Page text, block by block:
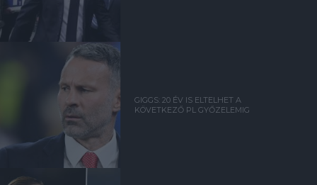
GIGGS: 20 ÉV IS ELTELHET A
KÖVETKEZŐ PL GYŐZELEMIG